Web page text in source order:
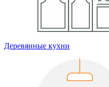
Деревянные кухни